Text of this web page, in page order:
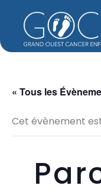
« Tous les
Cet évènement